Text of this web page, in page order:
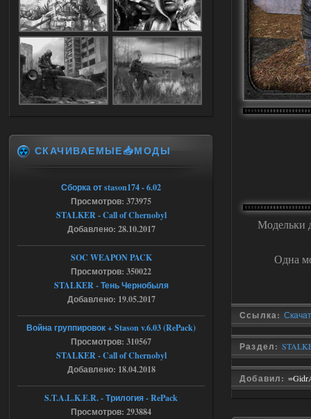
Модельки
Одна
Ссылка:
Раздел:
Добавил:
Ответить ➤
04.08.2026
Объединенный Пак 2 + OGSR +
STCoP WP 3.4
17:19
Stalker-Mods-Clan-su
Ответить ➤
04.08.2026
Объединенный Пак 2 + OGSR +
STCoP WP 3.4
Stalker-Mods-Clan-su
Доступно только для пользователей
Ответить ➤
04.08.2026
Объединенный Пак 2 + OGSR +
STCoP WP 3.4
16:48
Stalker-Mods-Clan-su
Доступно только для пользователей
СКАЧИВАЕМЫЕ📥МОДЫ
Сборка от stason174 - 6.02
Просмотров: 373975
STALKER - Call of Chernobyl
Добавлено: 28.10.2017
SOC WEAPON PACK
Просмотров: 350022
STALKER - Тень Чернобыля
Добавлено: 19.05.2017
Война группировок + Stason v.6.03 (RePack)
Просмотров: 310567
STALKER - Call of Chernobyl
Добавлено: 18.04.2018
S.T.A.L.K.E.R. - Трилогия - RePack
Просмотров: 293884